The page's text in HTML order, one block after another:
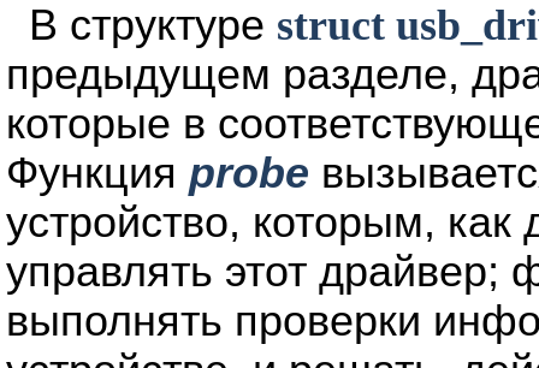
В структуре struct
предыдущем разделе,
которые в
Функция probe
устройство, которым,
управлять этот драйвер;
выполнять проверки